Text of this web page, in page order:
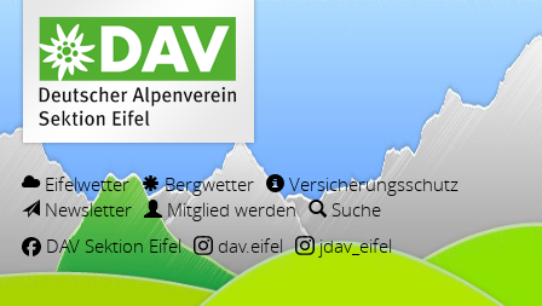
Eifelwetter Bergwetter
Versicherungsschutz
Newsletter
Mitglied werden
Suche
DAV Sektion Eifel
dav.eifel jdav_eifel